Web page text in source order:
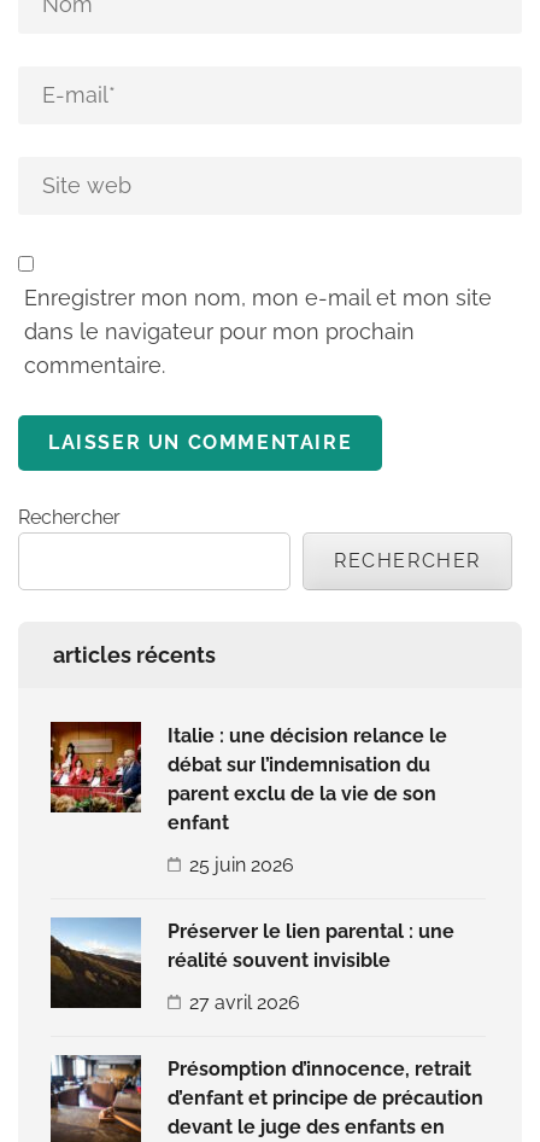
Enregistrer mon nom, mon e-mail et mon site
dans le navigateur pour mon prochain
commentaire.
Rechercher
RECHERCHER
articles récents
Italie : une décision relance le
débat sur l’indemnisation du
parent exclu de la vie de son
enfant
25 juin 2026
Préserver le lien parental : une
réalité souvent invisible
27 avril 2026
Présomption d’innocence, retrait
d’enfant et principe de précaution
devant le juge des enfants en